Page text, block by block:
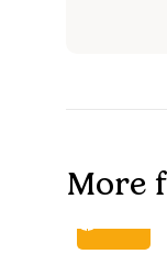
Pulsación,
More